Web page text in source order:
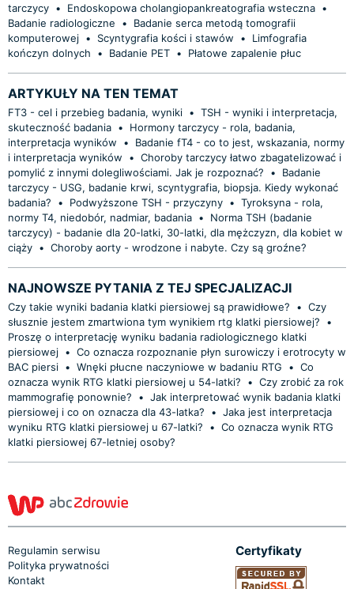
tarczycy • Endoskopowa cholangiopankreatografia wsteczna •
Badanie radiologiczne
•
Badanie serca metodą tomografii
komputerowej • Scyntygrafia kości i stawów •
Limfografia
kończyn dolnych
• Badanie PET • Płatowe zapalenie płuc
ARTYKUŁY NA TEN TEMAT
FT3 - cel i przebieg badania, wyniki • TSH - wyniki i interpretacja,
skuteczność badania •
Hormony tarczycy - rola, badania,
interpretacja wyników
•
Badanie fT4 - co to jest, wskazania, normy
i interpretacja wyników
• Choroby tarczycy łatwo zbagatelizować i
pomylić z innymi dolegliwościami. Jak je rozpoznać?
•
Badanie
tarczycy - USG, badanie krwi, scyntygrafia, biopsja. Kiedy wykonać
badania?
• Podwyższone TSH - przyczyny • Tyroksyna - rola,
normy T4, niedobór, nadmiar, badania •
Norma TSH (badanie
tarczycy) - badanie dla 20-latki, 30-latki, dla mężczyzn, dla kobiet w
ciąży • Choroby aorty - wrodzone i nabyte. Czy są groźne?
NAJNOWSZE PYTANIA Z TEJ SPECJALIZACJI
Czy takie wyniki badania klatki piersiowej są prawidłowe? • Czy
słusznie jestem zmartwiona tym wynikiem rtg klatki piersiowej?
•
Proszę o interpretację wyniku badania radiologicznego klatki
piersiowej • Co oznacza rozpoznanie płyn surowiczy i erotrocyty w
BAC piersi • Wnęki płucne naczyniowe w badaniu RTG • Co
oznacza wynik RTG klatki piersiowej u 54-latki?
• Czy zrobić za rok
mammografię ponownie?
• Jak interpretować wynik badania klatki
piersiowej i co on oznacza dla 43-latka?
• Jaka jest interpretacja
wyniku RTG klatki piersiowej u 67-latki?
• Co oznacza wynik RTG
klatki piersiowej 67-letniej osoby?
Regulamin serwisu
Polityka prywatności
Kontakt
Certyfikaty